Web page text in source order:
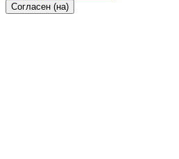
Согласен (на)